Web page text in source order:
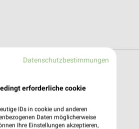
Datenschutzbestimmungen
erforderliche cookie
IDs in cookie und anderen
Daten möglicherweise
Ihre Einstellungen akzeptieren,